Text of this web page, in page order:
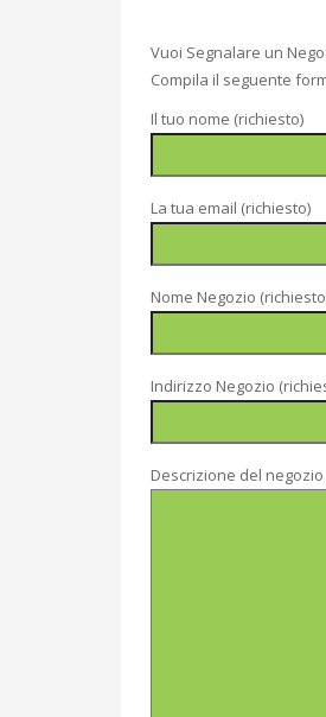
Vuoi Segnalare un
Compila il seguente
Il tuo nome (richiesto)
La tua email (richiesto)
Nome Negozio
Indirizzo Negozio
Descrizione del